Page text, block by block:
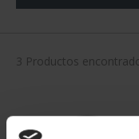
3 Productos